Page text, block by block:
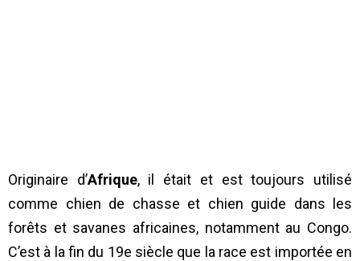
Originaire d’Afrique, il était et est toujours utilisé
comme chien de chasse et chien guide dans les
forêts et savanes africaines, notamment au Congo.
C’est à la fin du 19e siècle que la race est importée en